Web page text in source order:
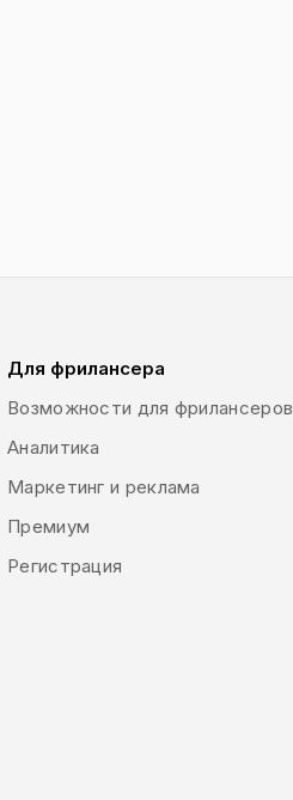
Для фрилансера
Возможности для фрилансеров
Аналитика
Маркетинг и реклама
Премиум
Регистрация